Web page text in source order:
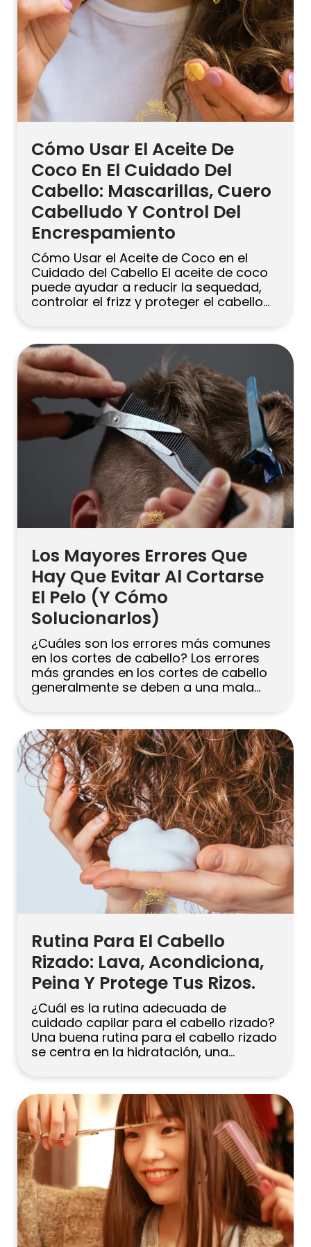
Cómo Usar El Aceite De
Coco En El Cuidado Del
Cabello: Mascarillas, Cuero
Cabelludo Y Control Del
Encrespamiento
Cómo Usar el Aceite de Coco en el
Cuidado del Cabello El aceite de coco
puede ayudar a reducir la sequedad,
controlar el frizz y proteger el cabello
Aplica una pequeña cantidad como
tratamiento previo al lavado o
mascarilla, luego lava bien con champú
para evitar residuos. El […]
Los Mayores Errores Que
Hay Que Evitar Al Cortarse
El Pelo (Y Cómo
Solucionarlos)
¿Cuáles son los errores más comunes
en los cortes de cabello? Los errores
más grandes en los cortes de cabello
generalmente se deben a una mala
deficiente: elegir un estilo que no se
adapta a la forma de tu rostro, la
textura de tu cabello o tu estilo de vida,
[…]
Rutina Para El Cabello
Rizado: Lava, Acondiciona,
Peina Y Protege Tus Rizos.
¿Cuál es la rutina adecuada de
cuidado capilar para el cabello rizado?
Una buena rutina para el cabello rizado
se centra en la hidratación, una
fricción. Lava el cabello de 1 a 3 veces
por semana con un limpiador suave sin
sulfatos (o co-wash), acondiciona en
cada día […]